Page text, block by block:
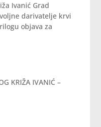
Ivanić Grad
darivatelje krvi
objava za
KRIŽA IVANIĆ –